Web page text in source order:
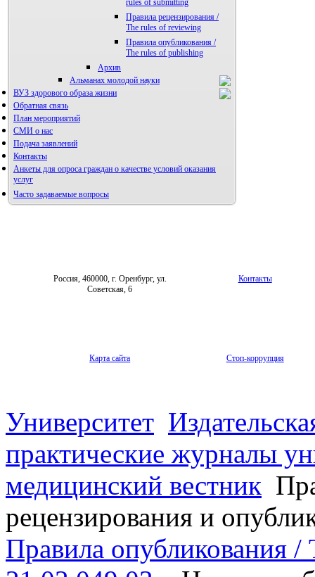
rules of submitting
Правила рецензирования /
The rules of reviewing
Правила опубликования /
The rules of publishing
Архив
Альманах молодой науки
Редакция журнала
ВУЗ здорового образа жизни
Фотогалерея
Обратная связь
План мероприятий
СМИ о нас
Подача заявлений
Контакты
Анкеты для опроса граждан о качестве условий оказания
услуг
Часто задаваемые вопросы
Россия, 460000, г. Оренбург, ул.
Советская, 6
Контакты
Карта сайта Стоп-коррупция
Университет
практические журналы
медицинский вестник
рецензирования и
Правила опубликования